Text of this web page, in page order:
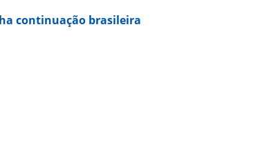
continuação brasileira